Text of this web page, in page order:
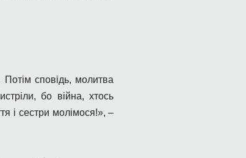
сповідь, молитва
бо війна, хтось
і сестри молімося!», –